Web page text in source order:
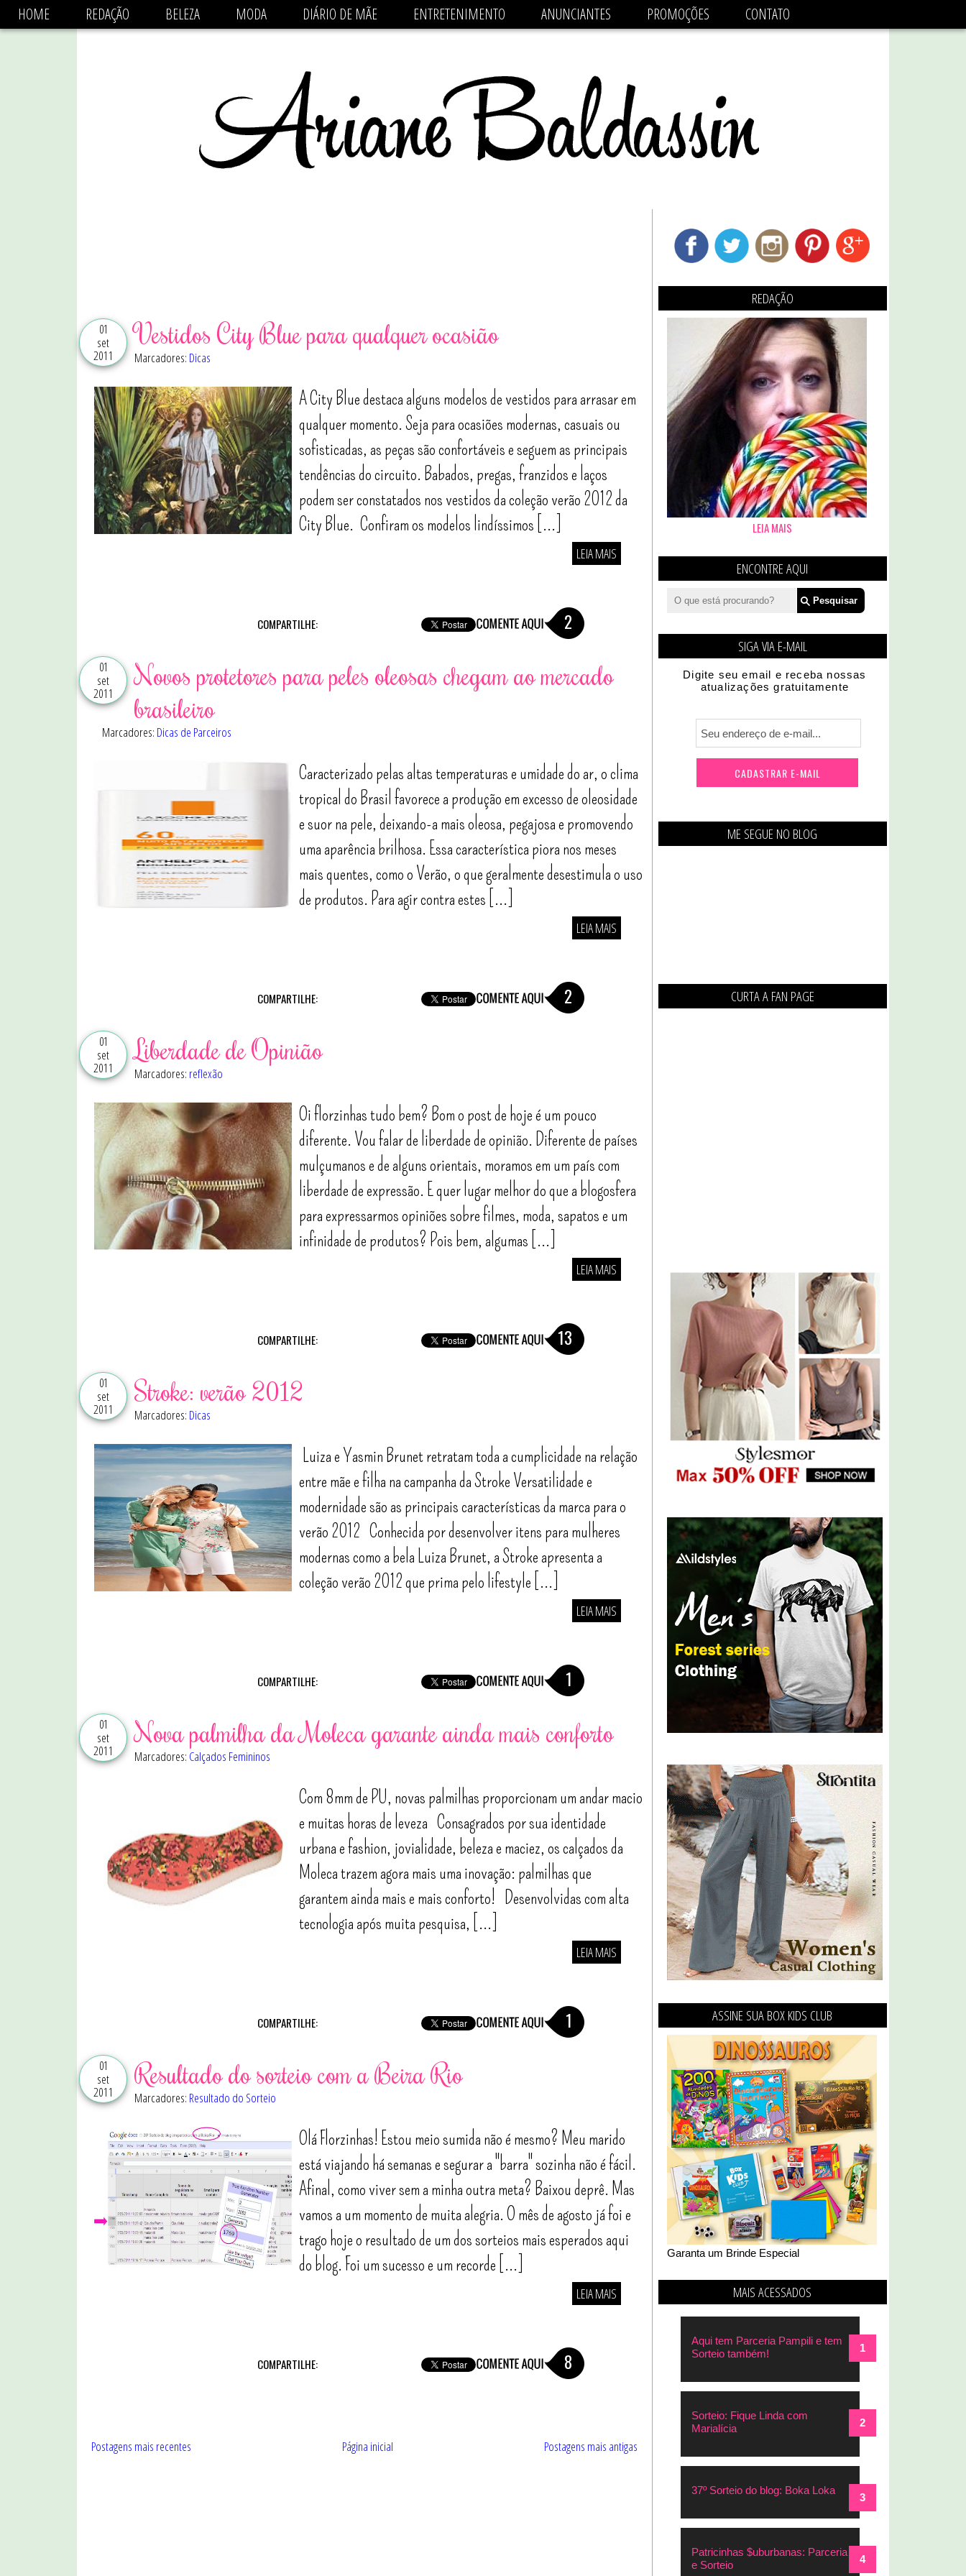
async='async' data-ad-client='ca-pub-1470782825684808' src='https://pagead2.googlesyndication.com/pagead/js/adsbygoogle.js'/>
HOME REDAÇÃO BELEZA MODA DIÁRIO DE MÃE ENTRETENIMENTO ANUNCIANTES PROMOÇÕES CONTATO
01
set
2011
Vestidos City Blue para qualquer ocasião
Marcadores: Dicas
A City Blue destaca alguns modelos de vestidos para arrasar em
qualquer momento. Seja para ocasiões modernas, casuais ou
sofisticadas, as peças são confortáveis e seguem as principais
tendências do circuito. Babados, pregas, franzidos e laços
podem ser constatados nos vestidos da coleção verão 2012 da
City Blue. Confiram os modelos lindíssimos [...]
LEIA MAIS
2
COMPARTILHE:
01
set
2011
Novos protetores para peles oleosas chegam ao mercado
brasileiro
Marcadores: Dicas de Parceiros
Caracterizado pelas altas temperaturas e umidade do ar, o clima
tropical do Brasil favorece a produção em excesso de oleosidade
e suor na pele, deixando-a mais oleosa, pegajosa e promovendo
uma aparência brilhosa. Essa característica piora nos meses
mais quentes, como o Verão, o que geralmente desestimula o uso
de produtos. Para agir contra estes [...]
LEIA MAIS
2
COMPARTILHE:
01
set
2011
Liberdade de Opinião
Marcadores: reflexão
Oi florzinhas tudo bem? Bom o post de hoje é um pouco
diferente. Vou falar de liberdade de opinião. Diferente de países
mulçumanos e de alguns orientais, moramos em um país com
liberdade de expressão. E quer lugar melhor do que a blogosfera
para expressarmos opiniões sobre filmes, moda, sapatos e um
infinidade de produtos? Pois bem, algumas [...]
LEIA MAIS
13
COMPARTILHE:
01
set
2011
Stroke: verão 2012
Marcadores: Dicas
Luiza e Yasmin Brunet retratam toda a cumplicidade na relação
entre mãe e filha na campanha da Stroke Versatilidade e
modernidade são as principais características da marca para o
verão 2012 Conhecida por desenvolver itens para mulheres
modernas como a bela Luiza Brunet, a Stroke apresenta a
coleção verão 2012 que prima pelo lifestyle [...]
LEIA MAIS
1
COMPARTILHE:
01
set
2011
Nova palmilha da Moleca garante ainda mais conforto
Marcadores: Calçados Femininos
Com 8mm de PU, novas palmilhas proporcionam um andar macio
e muitas horas de leveza Consagrados por sua identidade
urbana e fashion, jovialidade, beleza e maciez, os calçados da
Moleca trazem agora mais uma inovação: palmilhas que
garantem ainda mais e mais conforto! Desenvolvidas com alta
tecnologia após muita pesquisa, [...]
LEIA MAIS
1
COMPARTILHE:
01
set
2011
Resultado do sorteio com a Beira Rio
Marcadores: Resultado do Sorteio
Olá Florzinhas! Estou meio sumida não é mesmo? Meu marido
está viajando há semanas e segurar a "barra" sozinha não é fácil.
Afinal, como viver sem a minha outra meta? Baixou deprê. Mas
vamos a um momento de muita alegria. O mês de agosto já foi e
trago hoje o resultado de um dos sorteios mais esperados aqui
do blog. Foi um sucesso e um recorde [...]
LEIA MAIS
8
COMPARTILHE:
Postagens mais recentes Postagens mais antigas
Página inicial
REDAÇÃO
LEIA MAIS
ENCONTRE AQUI
SIGA VIA E-MAIL
Digite seu email e receba nossas
atualizações gratuitamente
ME SEGUE NO BLOG
CURTA A FAN PAGE
ASSINE SUA BOX KIDS CLUB
Garanta um Brinde Especial
MAIS ACESSADOS
Aqui tem Parceria Pampili e tem
Sorteio também!
Sorteio: Fique Linda com
Marialícia
37º Sorteio do blog: Boka Loka
Patricinhas $uburbanas: Parceria
e Sorteio